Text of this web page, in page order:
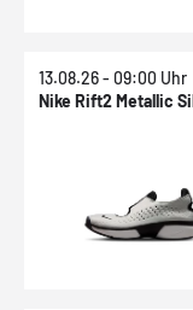
13.08.26 - 09:00 Uhr
Nike Rift2 Metallic